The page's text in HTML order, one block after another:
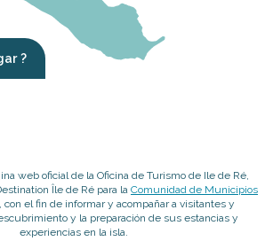
?
web oficial de la Oficina de Turismo de Ile de Ré,
Île de Ré para la Comunidad de Municipios
, con el fin de informar y acompañar a visitantes y
y la preparación de sus estancias y
experiencias en la isla.